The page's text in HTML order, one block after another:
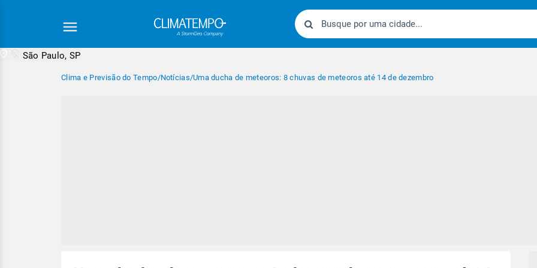
São Paulo, SP
Clima e Previsão do Tempo/Notícias/Uma ducha de meteoros: 8 chuvas de meteoros até 14 de dezembro